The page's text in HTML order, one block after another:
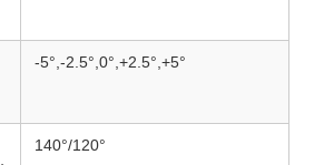
-5°,-2.5°,0°,+2.5°,+5°
140°/120°